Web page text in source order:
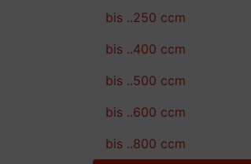
bis ..250 ccm
bis ..400 ccm
bis ..500 ccm
bis ..600 ccm
bis ..800 ccm